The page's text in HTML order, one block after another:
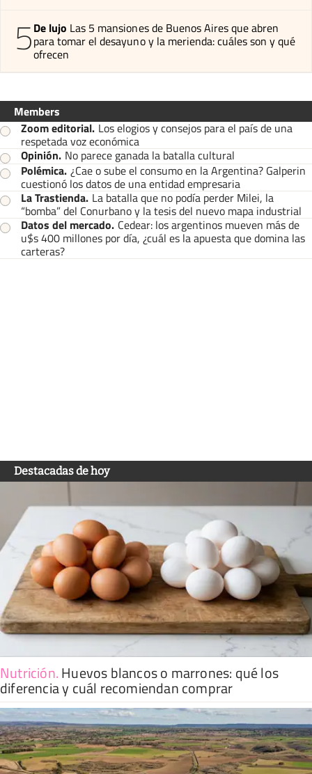
5De lujo Las 5 mansiones de Buenos Aires que abren
para tomar el desayuno y la merienda: cuáles son y qué
ofrecen
Members
Zoom editorial. Los elogios y consejos para el país de una
respetada voz económica
Opinión. No parece ganada la batalla cultural
Polémica. ¿Cae o sube el consumo en la Argentina? Galperin
cuestionó los datos de una entidad empresaria
La Trastienda. La batalla que no podía perder Milei, la
“bomba” del Conurbano y la tesis del nuevo mapa industrial
Datos del mercado. Cedear: los argentinos mueven más de
u$s 400 millones por día, ¿cuál es la apuesta que domina las
carteras?
Destacadas de hoy
Nutrición.Huevos blancos o marrones: qué los
diferencia y cuál recomiendan comprar